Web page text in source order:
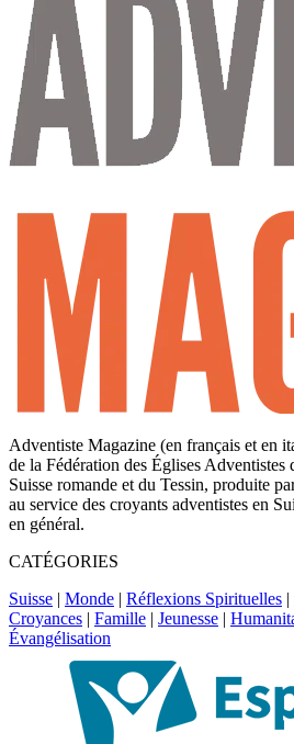
Adventiste Magazine (en français et en
de la Fédération des Églises Adventistes
Suisse romande et du Tessin, produite
au service des croyants adventistes en
en général.
CATÉGORIES
Suisse | Monde | Réflexions Spirituelles |
Croyances | Famille | Jeunesse |
Évangélisation